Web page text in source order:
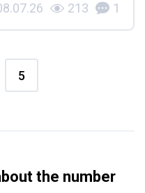
213 1
5
the number